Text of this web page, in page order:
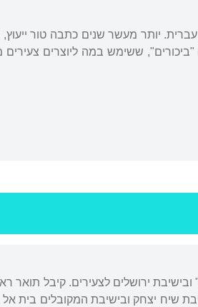
עברית. יותר מעשר שנים כתבה טור
"ביכורים", ששימש במה ליוצרים
ירושלים לצעירים. קיבל תואר
שיח יצחק ובישיבת המקובלים בית אל